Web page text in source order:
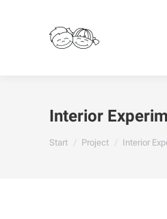
Interior
Start Project Interior